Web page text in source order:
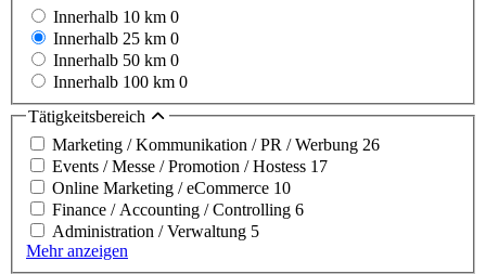
Innerhalb 10 km 0
Innerhalb 25 km 0
Innerhalb 50 km 0
Innerhalb 100 km 0
Tätigkeitsbereich
Marketing / Kommunikation / PR / Werbung 26
Events / Messe / Promotion / Hostess 17
Online Marketing / eCommerce 10
Finance / Accounting / Controlling 6
Administration / Verwaltung 5
Mehr anzeigen